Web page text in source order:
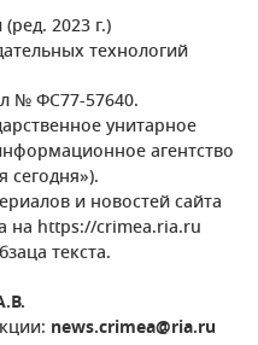
2023 г.)
технологий
№ ФС77-57640.
унитарное
агентство
и новостей сайта
на https://crimea.ria.ru
текста.
news.crimea@ria.ru